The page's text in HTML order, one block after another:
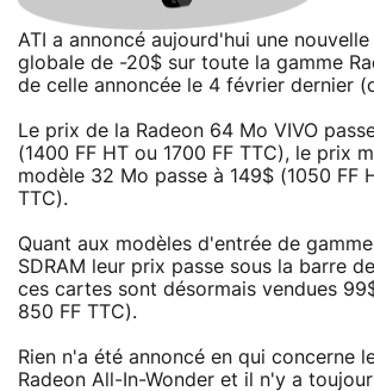
ATI a annoncé aujourd'hui une
globale de -20$ sur toute la gamme
de celle annoncée le 4 février dernier
Le prix de la Radeon 64 Mo VIVO
(1400 FF HT ou 1700 FF TTC), le prix
modèle 32 Mo passe à 149$ (1050 FF
TTC).
Quant aux modèles d'entrée de
SDRAM leur prix passe sous la barre
ces cartes sont désormais vendues
850 FF TTC).
Rien n'a été annoncé en qui concerne
Radeon All-In-Wonder et il n'y a